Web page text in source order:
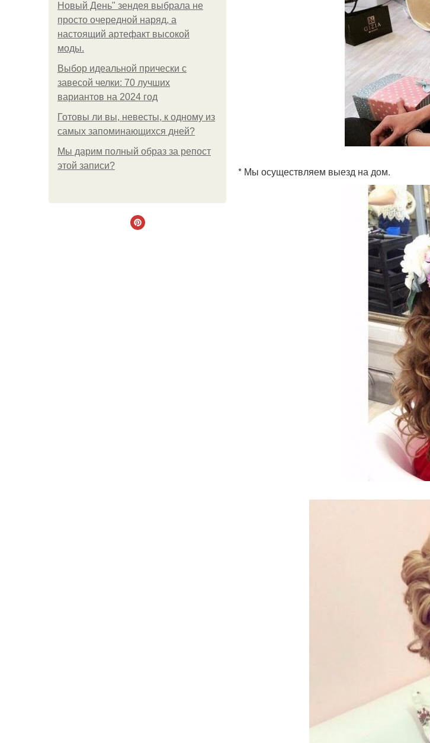
Новый День" зендея выбрала не
просто очередной наряд, а
настоящий артефакт высокой
моды.
Выбор идеальной прически с
завесой челки: 70 лучших
вариантов на 2024 год
Готовы ли вы, невесты, к одному из
самых запоминающихся дней?
Мы дарим полный образ за репост
этой записи?
* Мы осуществляем выезд на дом.